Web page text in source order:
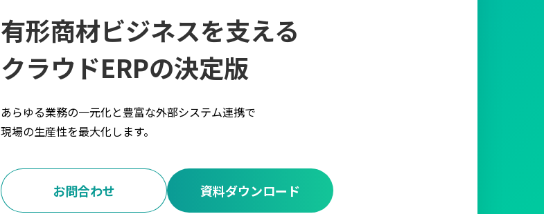
有形商材ビジネスを支える
クラウドERPの決定版
あらゆる業務の一元化と豊富な外部システム連携で
現場の生産性を最大化します。
資料ダウンロード
お問合わせ